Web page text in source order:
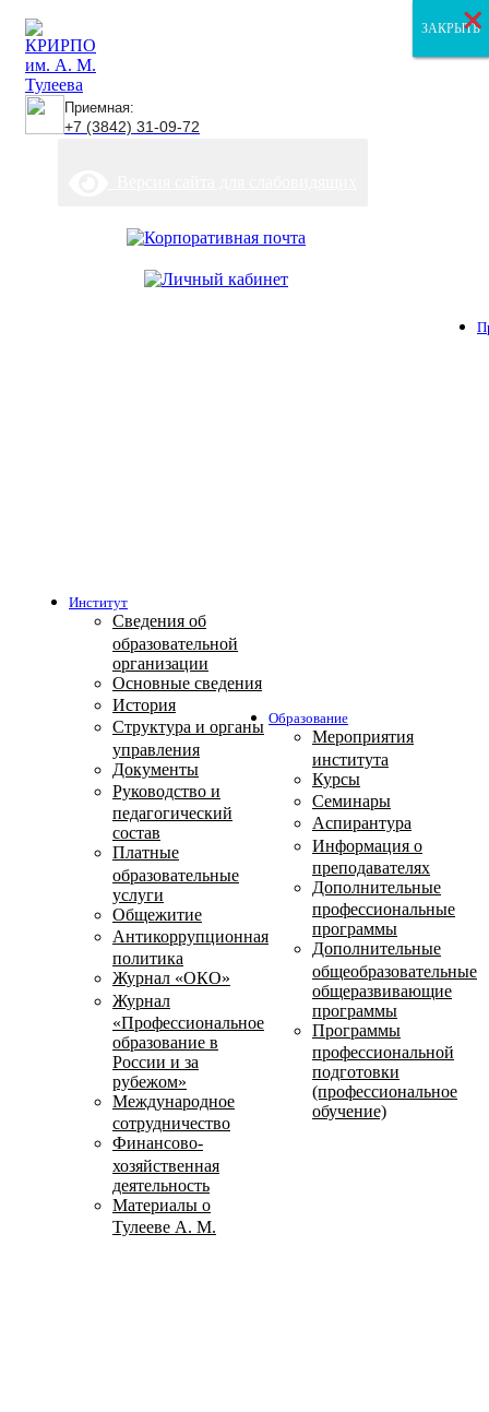
Приемная:
+7 (3842) 31-09-72
Институт
Сведения об
образовательной
организации
Основные сведения
История
Структура и органы
управления
Документы
Руководство и
педагогический
состав
Платные
образовательные
услуги
Общежитие
Антикоррупционная
политика
Журнал «ОКО»
Журнал
«Профессиональное
образование в
России и за
рубежом»
Международное
сотрудничество
Финансово-
хозяйственная
деятельность
Материалы о
Тулееве А. М.
Образование
Мероприятия
института
Курсы
Семинары
Аспирантура
Информация о
преподавателях
Дополнительные
профессиональные
программы
Дополнительные
общеобразовательные
общеразвивающие
программы
Программы
профессиональной
подготовки
(профессиональное
обучение)
ЗАКРЫТЬ
ЗАКРЫТЬ
ЗАКРЫТЬ
×
×
×